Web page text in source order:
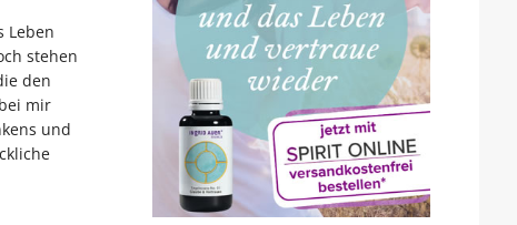
Leben
stehen
den
mir
und